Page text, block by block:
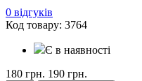
0 відгуків
Код товару: 3764
Є в наявності
180 грн. 190 грн.